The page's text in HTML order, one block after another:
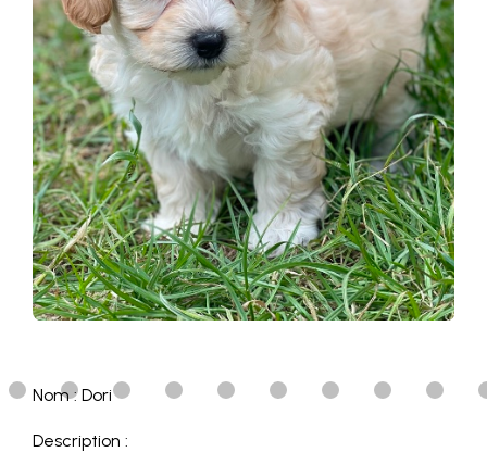
Nom : Dori
Description :